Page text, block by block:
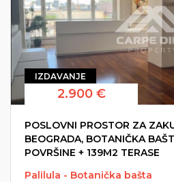
IZDAVANJE
2.900 €
POSLOVNI PROSTOR ZA
BEOGRADA, BOTANIČKA
POVRŠINE + 139M2 TERASE
Palilula - Botanička bašta